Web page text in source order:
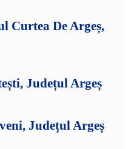
Curtea De Argeș,
Județul Argeș
Județul Argeș